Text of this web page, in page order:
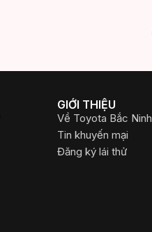
GIỚI THIỆU
Về Toyota Bắc Ninh
Tin khuyến mại
Đăng ký lái thử